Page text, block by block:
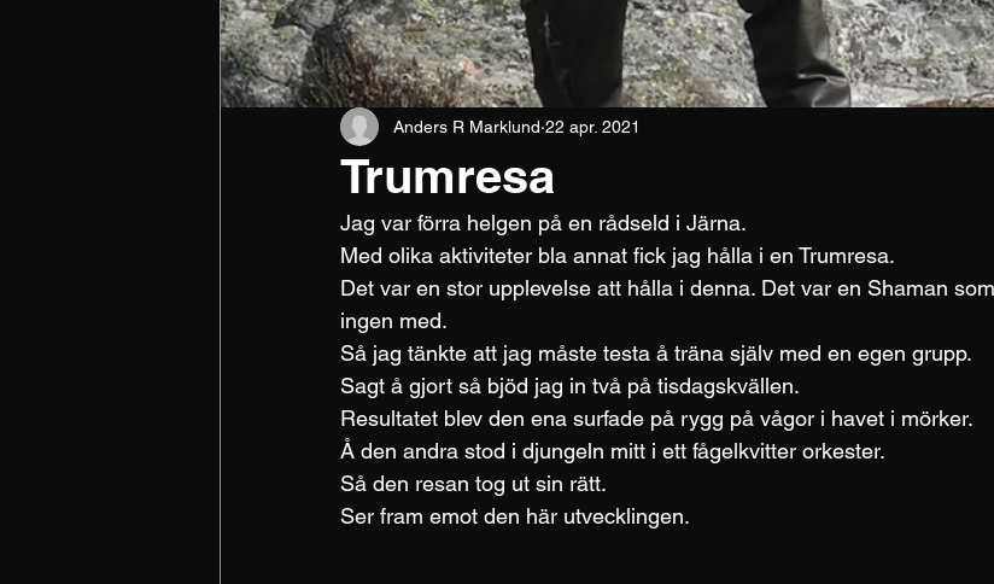
Trumresa
Anders R Marklund 22 apr. 2021
Jag var förra helgen på en rådseld i Järna.
Med olika aktiviteter bla annat fick jag hålla i en Trumresa.
Det var en stor upplevelse att hålla i denna. Det var en Shaman
ingen med.
Så jag tänkte att jag måste testa å träna själv med en egen grupp.
Sagt å gjort så bjöd jag in två på tisdagskvällen.
Resultatet blev den ena surfade på rygg på vågor i havet i mörker.
Å den andra stod i djungeln mitt i ett fågelkvitter orkester.
Så den resan tog ut sin rätt.
Ser fram emot den här utvecklingen.